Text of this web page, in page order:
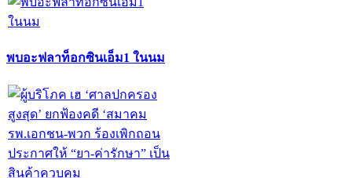
พบอะฟลาท็อกซินเอ็ม1 ในนม